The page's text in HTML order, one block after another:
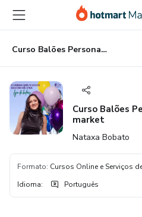
para
conteúdo
principal
para
pagamento
para
rodapé
Curso Balões Personalizados com a fün market
Curso Balões
market
Nataxa Bobato
Formato: Cursos Online e Serviços
Idioma: Português